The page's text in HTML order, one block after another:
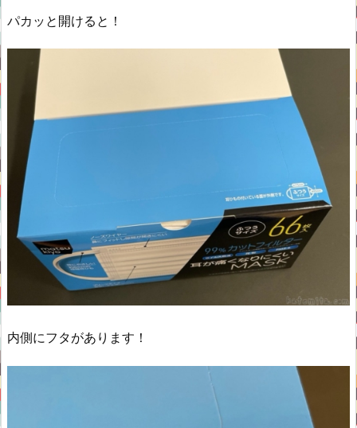
パカッと開けると！
内側にフタがあります！